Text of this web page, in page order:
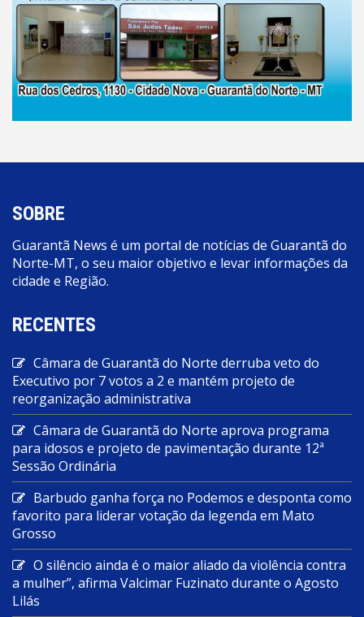
SOBRE
Guarantã News é um portal de notícias de Guarantã do
Norte-MT, o seu maior objetivo e levar informações da
cidade e Região.
RECENTES
Câmara de Guarantã do Norte derruba veto do
Executivo por 7 votos a 2 e mantém projeto de
reorganização administrativa
Câmara de Guarantã do Norte aprova programa
para idosos e projeto de pavimentação durante 12ª
Sessão Ordinária
Barbudo ganha força no Podemos e desponta como
favorito para liderar votação da legenda em Mato
Grosso
O silêncio ainda é o maior aliado da violência contra
a mulher”, afirma Valcimar Fuzinato durante o Agosto
Lilás